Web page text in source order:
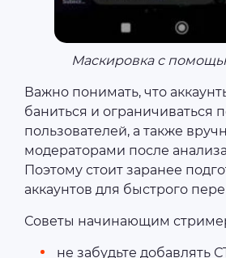
Маскировка с
Важно понимать, что
баниться и ограничиваться
пользователей, а также
модераторами после
Поэтому стоит заранее
аккаунтов для быстрого
Советы начинающим
не забудьте добавлять